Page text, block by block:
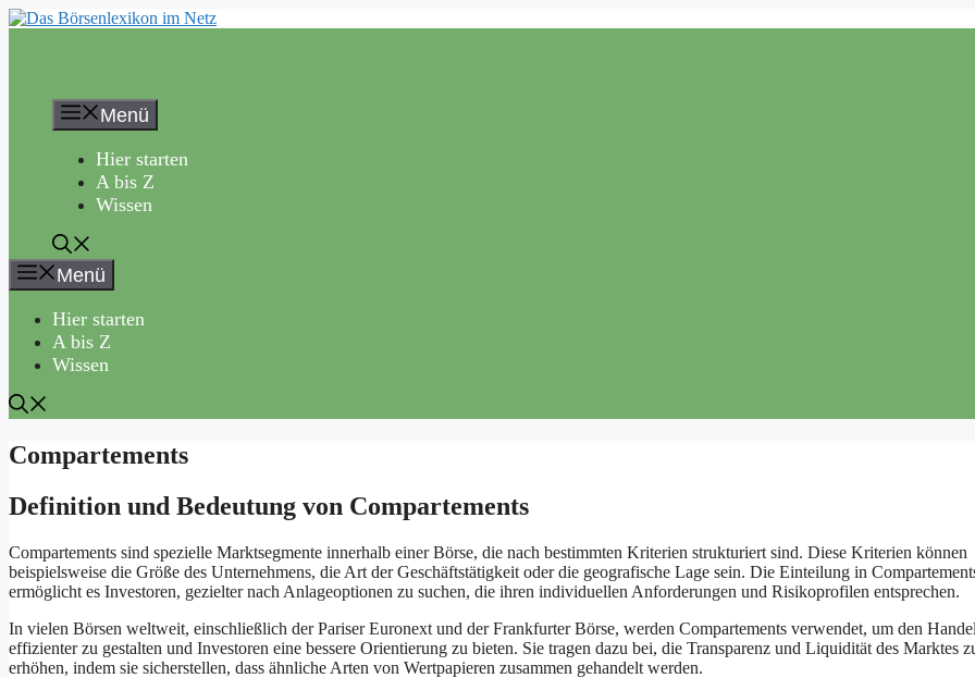
Zum
Menü
Hier starten
A bis Z
Wissen
Menü
Hier starten
A bis Z
Wissen
Compartements
Definition und Bedeutung von Compartements
Compartements sind spezielle Marktsegmente innerhalb einer Börse, die nach bestimmten Kriterien strukturiert sind. Diese Kriterien können
beispielsweise die Größe des Unternehmens, die Art der Geschäftstätigkeit oder die geografische Lage sein. Die Einteilung in
ermöglicht es Investoren, gezielter nach Anlageoptionen zu suchen, die ihren individuellen Anforderungen und Risikoprofilen entsprechen.
In vielen Börsen weltweit, einschließlich der Pariser Euronext und der Frankfurter Börse, werden Compartements verwendet, um den Handel
effizienter zu gestalten und Investoren eine bessere Orientierung zu bieten. Sie tragen dazu bei, die Transparenz und Liquidität des Marktes
erhöhen, indem sie sicherstellen, dass ähnliche Arten von Wertpapieren zusammen gehandelt werden.